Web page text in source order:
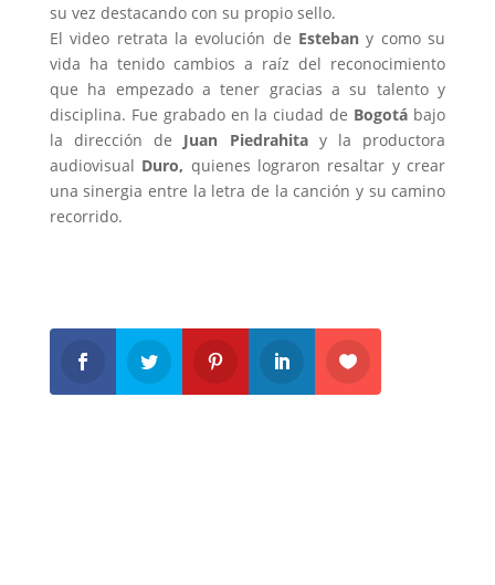
su vez destacando con su propio sello.
El video retrata la evolución de Esteban y como su
vida ha tenido cambios a raíz del reconocimiento
que ha empezado a tener gracias a su talento y
disciplina. Fue grabado en la ciudad de Bogotá bajo
la dirección de Juan Piedrahitay la productora
audiovisual Duro, quienes lograron resaltar y crear
una sinergia entre la letra de la canción y su camino
recorrido.